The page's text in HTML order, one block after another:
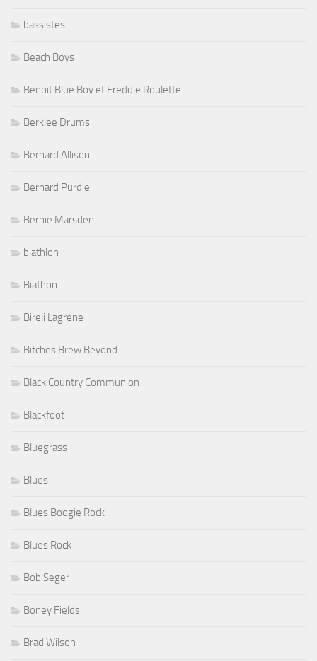
bassistes
Beach Boys
Benoit Blue Boy et Freddie Roulette
Berklee Drums
Bernard Allison
Bernard Purdie
Bernie Marsden
biathlon
Biathon
Bireli Lagrene
Bitches Brew Beyond
Black Country Communion
Blackfoot
Bluegrass
Blues
Blues Boogie Rock
Blues Rock
Bob Seger
Boney Fields
Brad Wilson